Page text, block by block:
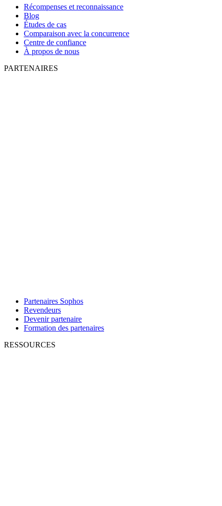
Récompenses et reconnaissance
Blog
Études de cas
Comparaison avec la concurrence
Centre de confiance
À propos de nous
PARTENAIRES
Partenaires Sophos
Revendeurs
Devenir partenaire
Formation des partenaires
RESSOURCES